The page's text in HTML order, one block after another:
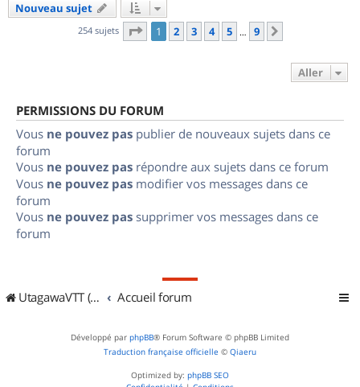
Nouveau sujet
254 sujets Page 1sur
1 2 3 4 5 … 9
Aller
PERMISSIONS DU FORUM
Vous ne pouvez pas publier de nouveaux sujets dans ce
forum
Vous ne pouvez pas répondre aux sujets dans ce forum
Vous ne pouvez pas modifier vos messages dans ce
forum
Vous ne pouvez pas supprimer vos messages dans ce
forum
UtagawaVTT (Randos VTT et VTTAE avec traces GPS) Accueil forum
Développé par phpBB® Forum Software © phpBB Limited
Traduction française officielle © Qiaeru
Optimized by: phpBB SEO